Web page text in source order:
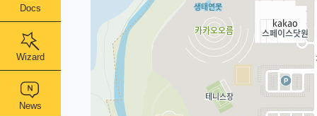
Docs
Wizard
News